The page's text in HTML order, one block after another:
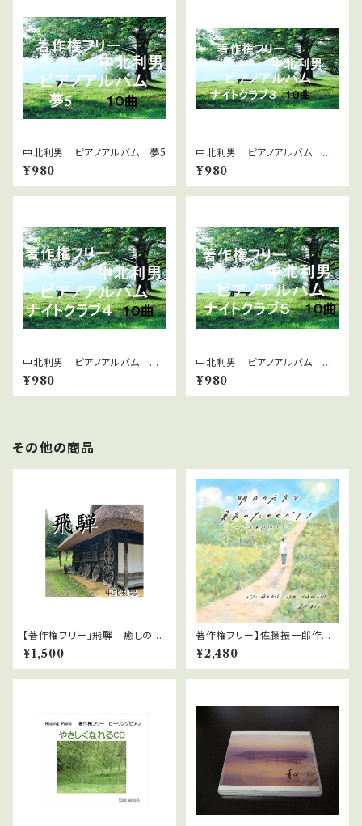
中北利男 ピアノアルバム 夢5
¥980
中北利男 ピアノアルバム ナ
イトクラブ３
¥980
中北利男 ピアノアルバム ナ
イトクラブ4
¥980
中北利男 ピアノアルバム ナ
イトクラブ5
¥980
その他の商品
【著作権フリー」飛騨 癒しのピ
アノ８曲 中北利男
¥1,500
著作権フリー】佐藤振一郎作曲
藤井由佳の華麗なアレンジ演奏
ＣＤ、 「明日の元気と勇気のため
のピアノ」～心未来に向けて～
¥2,480